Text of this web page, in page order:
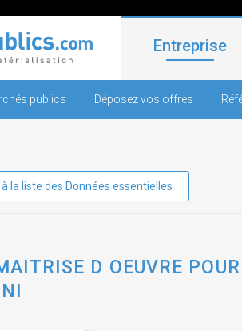
Entreprise
publics Déposez vos offres
la liste des Données essentielles
D OEUVRE